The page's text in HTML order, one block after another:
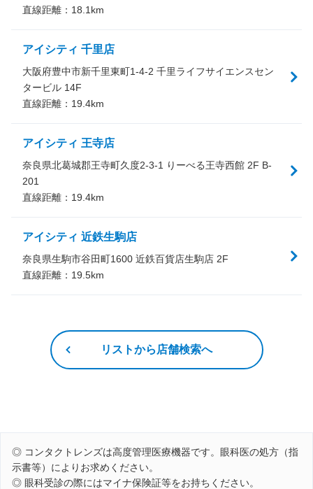
直線距離： 18.1 km
アイシティ 千里店
大阪府豊中市新千里東町1-4-2 千里ライフサイエンスセン
タービル 14F
直線距離： 19.4km
アイシティ 王寺店
奈良県北葛城郡王寺町久度2-3-1 りーべる王寺西館 2F B-
201
直線距離： 19.4km
アイシティ 近鉄生駒店
奈良県生駒市谷田町1600 近鉄百貨店生駒店 2F
直線距離： 19.5km
リストから店舗検索へ
◎ コンタクトレンズは高度管理医療機器です。眼科医の処方（指
示書等）によりお求めください。
◎ 眼科受診の際にはマイナ保険証等をお持ちください。